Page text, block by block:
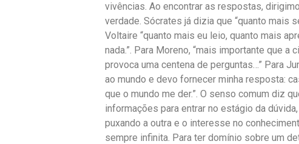
vivências. Ao encontrar as respostas,
verdade. Sócrates já dizia que “quanto mais
Voltaire “quanto mais eu leio, quanto mais
nada.”. Para Moreno, “mais importante que
provoca uma centena de perguntas…” Para
ao mundo e devo fornecer minha resposta:
que o mundo me der.”. O senso comum diz
informações para entrar no estágio da
puxando a outra e o interesse no
sempre infinita. Para ter domínio sobre um